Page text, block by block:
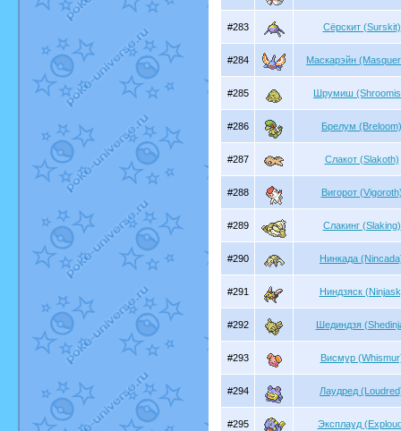
#283 Сёрскит (Surskit)
#284 Маскарэйн
#285 Шрумиш
#286 Брелум (Breloom)
#287 Слакот (Slakoth)
#288 Вигорот
#289 Слакинг (Slaking)
#290 Нинкада
#291 Ниндзяск
#292 Шединдзя
#293 Висмур
#294 Лаудред
#295 Эксплауд